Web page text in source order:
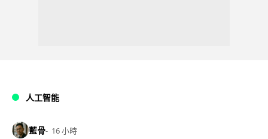
人工智能
藍骨 16 小時